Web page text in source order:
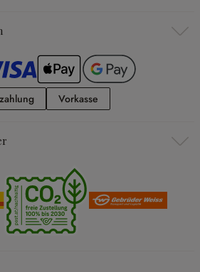
Ratenzahlung
Vorkasse